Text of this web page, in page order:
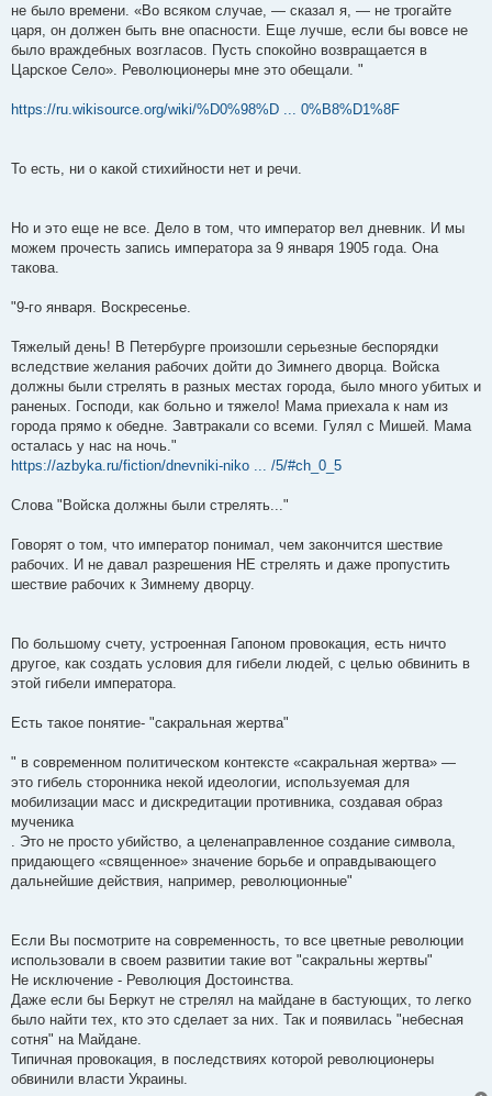
не было времени. «Во всяком случае, — сказал я, — не трогайте
царя, он должен быть вне опасности. Еще лучше, если бы вовсе не
было враждебных возгласов. Пусть спокойно возвращается в
Царское Село». Революционеры мне это обещали. "
https://ru.wikisource.org/wiki/%D0%98%D ... 0%B8%D1%8F
То есть, ни о какой стихийности нет и речи.
Но и это еще не все. Дело в том, что император вел дневник. И мы
можем прочесть запись императора за 9 января 1905 года. Она
такова.
"9-го января. Воскресенье.
Тяжелый день! В Петербурге произошли серьезные беспорядки
вследствие желания рабочих дойти до Зимнего дворца. Войска
должны были стрелять в разных местах города, было много убитых и
раненых. Господи, как больно и тяжело! Мама приехала к нам из
города прямо к обедне. Завтракали со всеми. Гулял с Мишей. Мама
осталась у нас на ночь."
https://azbyka.ru/fiction/dnevniki-niko ... /5/#ch_0_5
Слова "Войска должны были стрелять..."
Говорят о том, что император понимал, чем закончится шествие
рабочих. И не давал разрешения НЕ стрелять и даже пропустить
шествие рабочих к Зимнему дворцу.
По большому счету, устроенная Гапоном провокация, есть ничто
другое, как создать условия для гибели людей, с целью обвинить в
этой гибели императора.
Есть такое понятие- "сакральная жертва"
" в современном политическом контексте «сакральная жертва» —
это гибель сторонника некой идеологии, используемая для
мобилизации масс и дискредитации противника, создавая образ
мученика
. Это не просто убийство, а целенаправленное создание символа,
придающего «священное» значение борьбе и оправдывающего
дальнейшие действия, например, революционные"
Если Вы посмотрите на современность, то все цветные революции
использовали в своем развитии такие вот "сакральны жертвы"
Не исключение - Революция Достоинства.
Даже если бы Беркут не стрелял на майдане в бастующих, то легко
было найти тех, кто это сделает за них. Так и появилась "небесная
сотня" на Майдане.
Типичная провокация, в последствиях которой революционеры
обвинили власти Украины.